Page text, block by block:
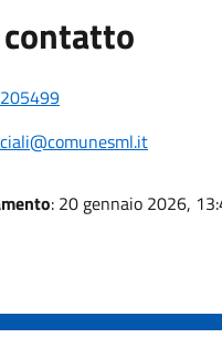
: 20 gennaio 2026,